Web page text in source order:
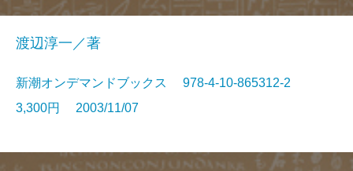
渡辺淳一／著
新潮オンデマンドブックス 978-4-10-865312-2
3,300円 2003/11/07